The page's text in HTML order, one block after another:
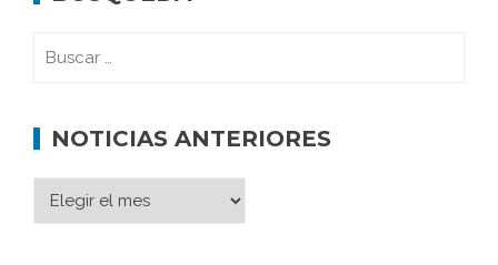
NOTICIAS ANTERIORES